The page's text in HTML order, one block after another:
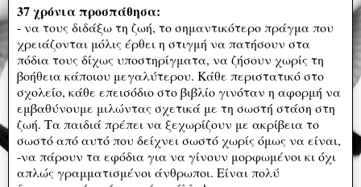
37 χρόνια προσπάθησα:
- να τους διδάξω τη ζωή, το σημαντικότερο πράγμα που
χρειάζονται μόλις έρθει η στιγμή να πατήσουν στα
πόδια τους δίχως υποστηρίγματα, να ζήσουν χωρίς τη
βοήθεια κάποιου μεγαλύτερου. Κάθε περιστατικό στο
σχολείο, κάθε επεισόδιο στο βιβλίο γινόταν η αφορμή να
εμβαθύνουμε μιλώντας σχετικά με τη σωστή στάση στη
ζωή. Τα παιδιά πρέπει να ξεχωρίζουν με ακρίβεια το
σωστό από αυτό που δείχνει σωστό χωρίς όμως να είναι,
-να πάρουν τα εφόδια για να γίνουν μορφωμένοι κι όχι
απλώς γραμματισμένοι άνθρωποι. Είναι πολύ